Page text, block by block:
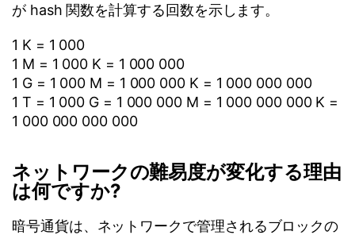
が hash 関数を計算する回数を示します。
1 K = 1 000
1 M = 1 000 K = 1 000 000
1 G = 1 000 M = 1 000 000 K = 1 000 000 000
1 T = 1 000 G = 1 000 000 M = 1 000 000 000 K =
1 000 000 000 000
ネットワークの難易度が変化する理由
は何ですか?
暗号通貨は、ネットワークで管理されるブロックの